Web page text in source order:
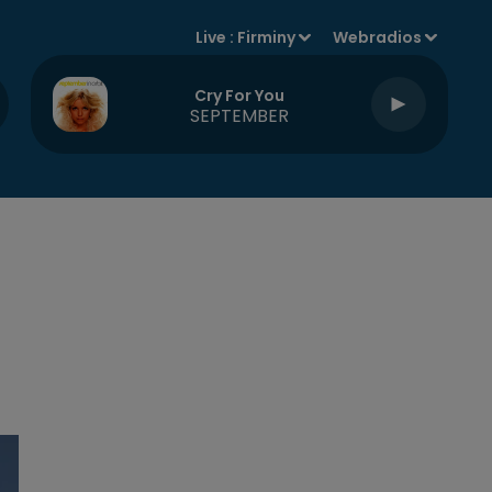
Live : Firminy Webradios
Cry For You
SEPTEMBER